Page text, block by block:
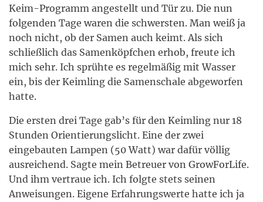
Keim-Programm angestellt und Tür zu. Die nun
folgenden Tage waren die schwersten. Man weiß ja
noch nicht, ob der Samen auch keimt. Als sich
schließlich das Samenköpfchen erhob, freute ich
mich sehr. Ich sprühte es regelmäßig mit Wasser
ein, bis der Keimling die Samenschale abgeworfen
hatte.
Die ersten drei Tage gab’s für den Keimling nur 18
Stunden Orientierungslicht. Eine der zwei
eingebauten Lampen (50 Watt) war dafür völlig
ausreichend. Sagte mein Betreuer von GrowForLife.
Und ihm vertraue ich. Ich folgte stets seinen
Anweisungen. Eigene Erfahrungswerte hatte ich ja